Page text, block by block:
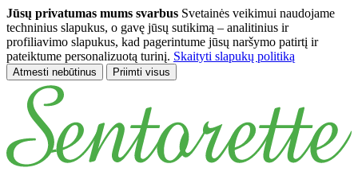
Jūsų privatumas mums svarbus Svetainės veikimui naudojame
techninius slapukus, o gavę jūsų sutikimą – analitinius ir
profiliavimo slapukus, kad pagerintume jūsų naršymo patirtį ir
pateiktume personalizuotą turinį. Skaityti slapukų politiką
Atmesti nebūtinus Priimti visus
Pereiti prie pagrindinio turinio